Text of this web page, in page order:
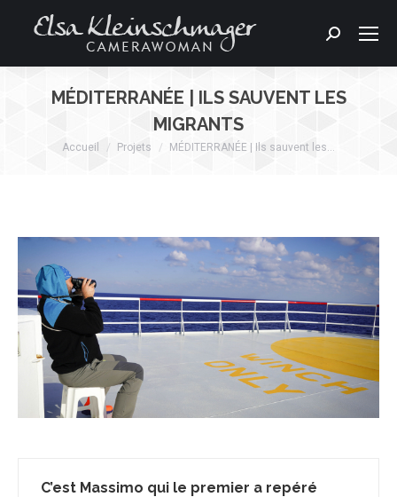
Search:
MÉDITERRANÉE | ILS SAUVENT LES
MIGRANTS
Vous êtes ici :
Accueil Projets MÉDITERRANÉE | Ils sauvent les…
C’est Massimo qui le premier a repéré